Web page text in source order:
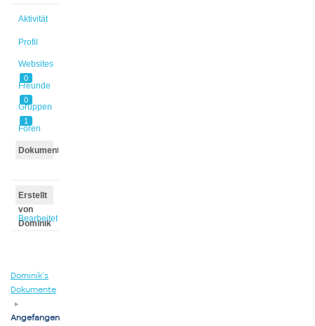
Aktivität
Profil
Websites
0
Freunde
0
Gruppen
1
Foren
Dokumente
Erstellt
von
Dominik
Bearbeitet
Dominik’s
Dokumente
▸
Angefangen